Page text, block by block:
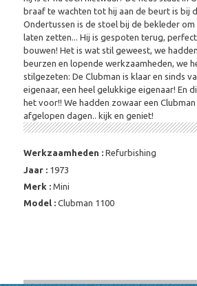
braaf te wachten tot hij aan de beurt is bij
Ondertussen is de stoel bij de bekleder om
laten zetten... Hij is gespoten terug,
bouwen! Het is wat stil geweest, we
beurzen en lopende werkzaamheden, we
stilgezeten: De Clubman is klaar en sinds
eigenaar, een heel gelukkige eigenaar! En
het voor!! We hadden zowaar een
afgelopen dagen.. kijk en geniet!
Werkzaamheden : Refurbishing
Jaar : 1973
Merk : Mini
Model : Clubman 1100